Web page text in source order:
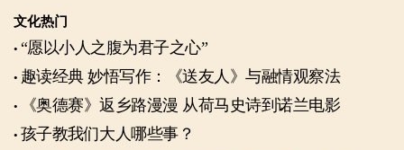
文化热门
“愿以小人之腹为君子之心”
趣读经典 妙悟写作：《送友人》与融情观察法
《奥德赛》返乡路漫漫 从荷马史诗到诺兰电影
孩子教我们大人哪些事？